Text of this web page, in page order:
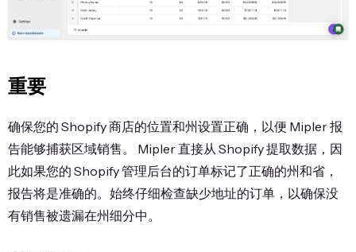
重要
确保您的 Shopify 商店的位置和州设置正确，以便 Mipler 报
告能够捕获区域销售。 Mipler 直接从 Shopify 提取数据，因
此如果您的 Shopify 管理后台的订单标记了正确的州和省，
报告将是准确的。始终仔细检查缺少地址的订单，以确保没
有销售被遗漏在州细分中。